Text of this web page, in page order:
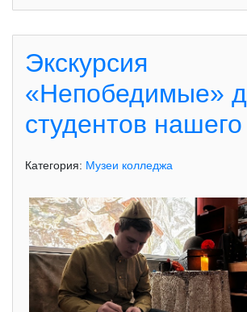
Экскурсия
«Непобедимые»
студентов
Категория: Музеи колледжа